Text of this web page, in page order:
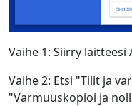
Vaihe 1: Siirry
Vaihe 2: Etsi "Tilit ja
"Varmuuskopioi ja